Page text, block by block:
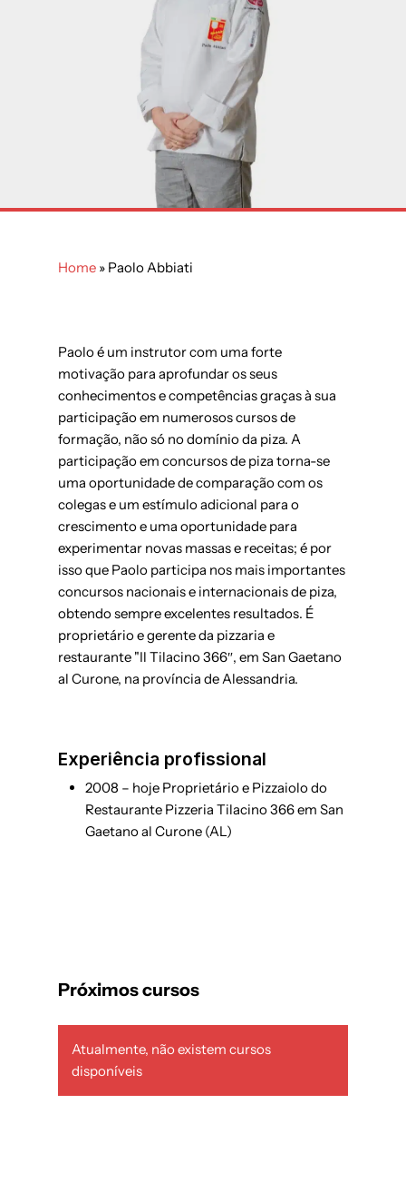
Home » Paolo Abbiati
Paolo é um instrutor com uma forte
motivação para aprofundar os seus
conhecimentos e competências graças à sua
participação em numerosos cursos de
formação, não só no domínio da piza. A
participação em concursos de piza torna-se
uma oportunidade de comparação com os
colegas e um estímulo adicional para o
crescimento e uma oportunidade para
experimentar novas massas e receitas; é por
isso que Paolo participa nos mais importantes
concursos nacionais e internacionais de piza,
obtendo sempre excelentes resultados. É
proprietário e gerente da pizzaria e
restaurante "Il Tilacino 366″, em San Gaetano
al Curone, na província de Alessandria.
Experiência profissional
2008 – hoje Proprietário e Pizzaiolo do
Restaurante Pizzeria Tilacino 366 em San
Gaetano al Curone (AL)
Próximos cursos
Atualmente, não existem cursos
disponíveis